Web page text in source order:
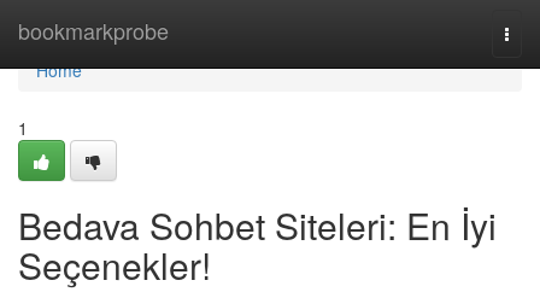
bookmarkprobe
Home
Home
1
Bedava Sohbet Siteleri: En İyi
Seçenekler!